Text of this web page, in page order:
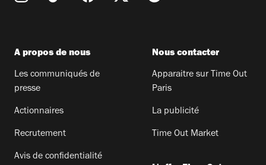
A propos de nous
Les communiqués de
presse
Actionnaires
Recrutement
Avis de confidentialité
Nous contacter
Apparaitre sur Time Out
Paris
La publicité
Time Out Market